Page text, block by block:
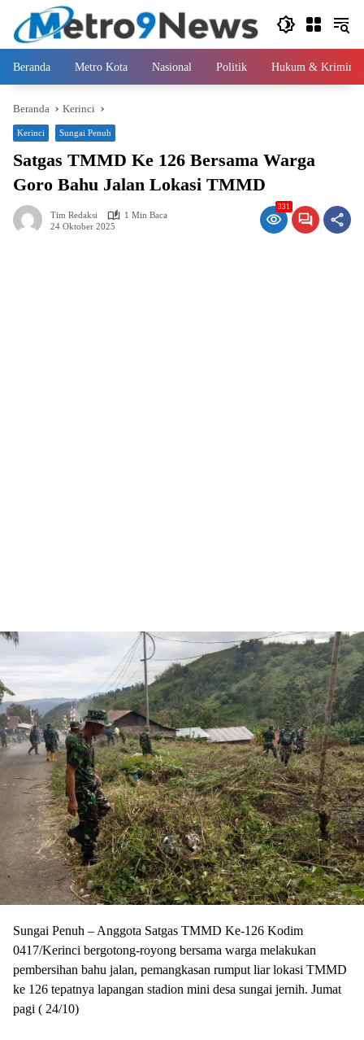
Langsung
konten
Beranda Metro Kota Nasional Politik Hukum & Kriminal
Beranda Kerinci
Kerinci Sungai Penuh
Satgas TMMD Ke 126 Bersama Warga
Goro Bahu Jalan Lokasi TMMD
Tim Redaksi
1 Min Baca
24 Oktober 2025
331
Sungai Penuh – Anggota Satgas TMMD Ke-126 Kodim
0417/Kerinci bergotong-royong bersama warga melakukan
pembersihan bahu jalan, pemangkasan rumput liar lokasi TMMD
ke 126 tepatnya lapangan stadion mini desa sungai jernih. Jumat
pagi ( 24/10)